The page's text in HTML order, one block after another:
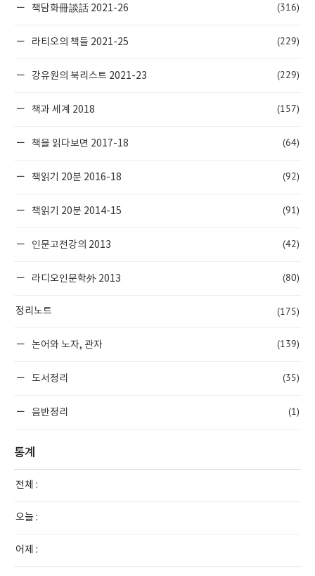
책담화冊談話 2021-26 (316)
라티오의 책들 2021-25 (229)
강유원의 북리스트 2021-23 (229)
책과 세계 2018 (157)
책을 읽다보면 2017-18 (64)
책읽기 20분 2016-18 (92)
책읽기 20분 2014-15 (91)
인문고전강의 2013 (42)
라디오인문학外 2013 (80)
정리노트 (175)
논어와 노자, 관자 (139)
도서정리 (35)
음반정리 (1)
통계
전체 :
오늘 :
어제 :